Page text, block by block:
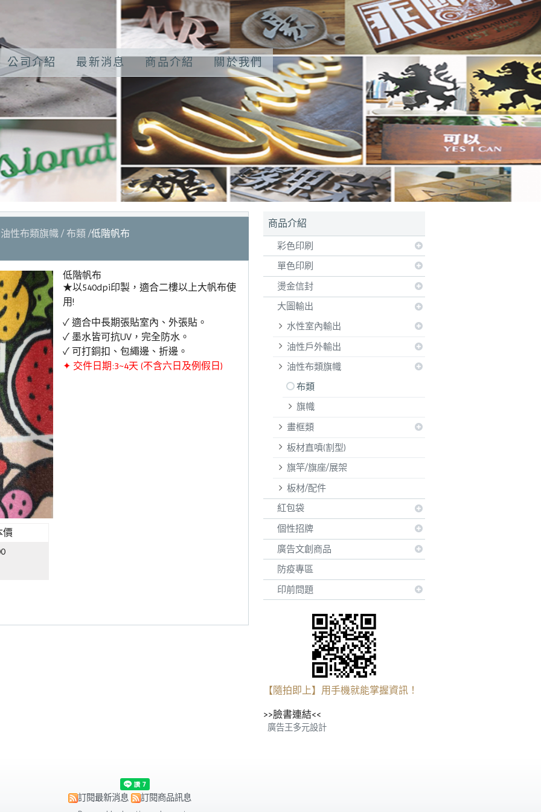
公司介紹 最新消息 商品介紹 關於我們
商品介紹
彩色印刷
單色印刷
燙金信封
大圖輸出
水性室內輸出
油性戶外輸出
油性布類旗幟
布類
旗幟
畫框類
板材直噴(割型)
旗竿/旗座/展架
板材/配件
紅包袋
個性招牌
廣告文創商品
防疫專區
印前問題
【隨拍即上】用手機就能掌握資訊！
>>臉書連結<<
廣告王多元設計
油性布類旗幟 布類 低階帆布
低階帆布
★以540dpi印製，適合二樓以上大帆布使
用!
✓ 適合中長期張貼室內、外張貼。
✓ 墨水皆可抗UV，完全防水。
✓ 可打銅扣、包繩邊、折邊 。
✦ 交件日期:3~4天 (不含六日及例假日)
價
訂閱最新消息
訂閱商品訊息